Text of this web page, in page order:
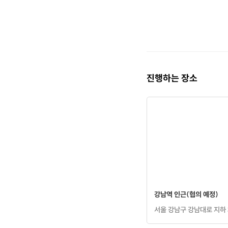
- 추가 제공 자료 :
진행하는 장소
강남역 인근(협의 예정)
서울 강남구 강남대로 지